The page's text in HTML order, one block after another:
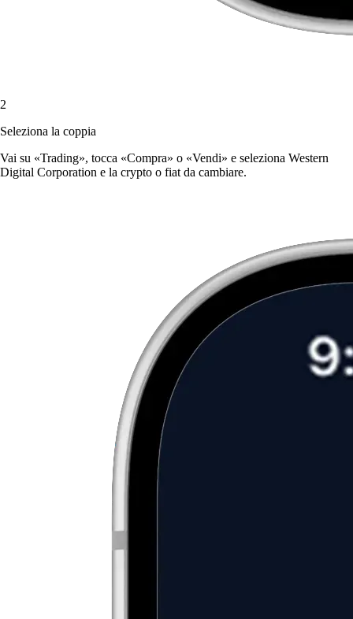
2
Seleziona la coppia
Vai su «Trading», tocca «Compra» o «Vendi» e seleziona Western
Digital Corporation e la crypto o fiat da cambiare.